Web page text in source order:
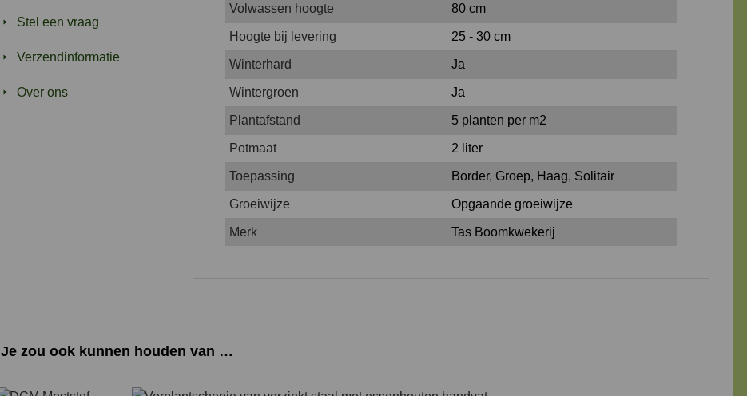
Stel een vraag
Verzendinformatie
Over ons
Volwassen hoogte 80 cm
Hoogte bij levering 25 - 30 cm
Winterhard Ja
Wintergroen Ja
Plantafstand 5 planten per m2
Potmaat 2 liter
Toepassing Border, Groep, Haag, Solitair
Groeiwijze Opgaande groeiwijze
Merk Tas Boomkwekerij
Je zou ook kunnen houden van …